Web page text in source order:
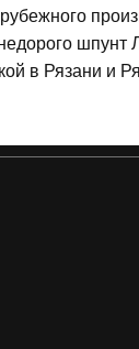
шпунт
в Рязани и